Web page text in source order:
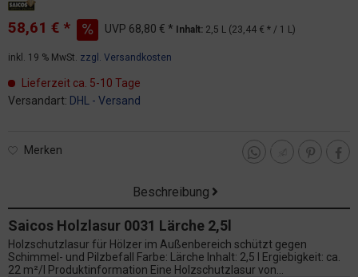
58,61 € * UVP 68,80 € * Inhalt: 2,5 L (23,44 € * / 1 L)
inkl. 19 % MwSt. zzgl. Versandkosten
Lieferzeit ca. 5-10 Tage
Versandart: DHL - Versand
Merken
Beschreibung
Saicos Holzlasur 0031 Lärche 2,5l
Holzschutzlasur für Hölzer im Außenbereich schützt gegen
Schimmel- und Pilzbefall Farbe: Lärche Inhalt: 2,5 l Ergiebigkeit: ca.
22 m²/l Produktinformation Eine Holzschutzlasur von...